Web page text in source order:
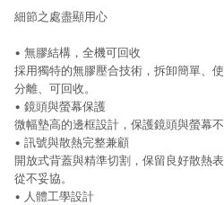
細節之處盡顯用心
• 無膠結構，全機可回收
採用獨特的無膠壓合技術，拆卸簡單、
分離、可回收。
• 鏡頭與螢幕保護
微幅墊高的邊框設計，保護鏡頭與螢幕
• 訊號與散熱完整兼顧
開放式背蓋與精準切割，保留良好散熱
從不妥協。
• 人體工學設計